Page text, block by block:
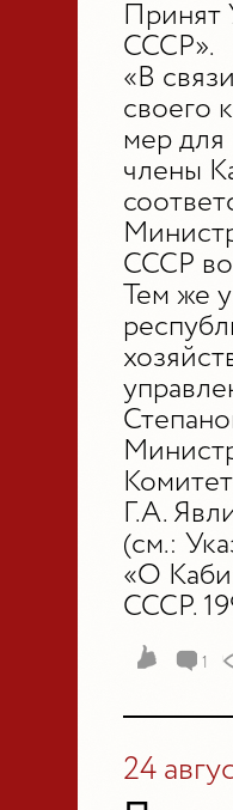
Принят
СССР».
«В
своего
мер для
члены
СССР
Тем же
Г.А.
(см.:
«О
СССР.
1
24